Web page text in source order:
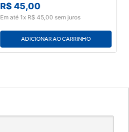
R$45,00
Em até 1x R$ 45 00 sem juros
ADICIONAR AO CARRINHO